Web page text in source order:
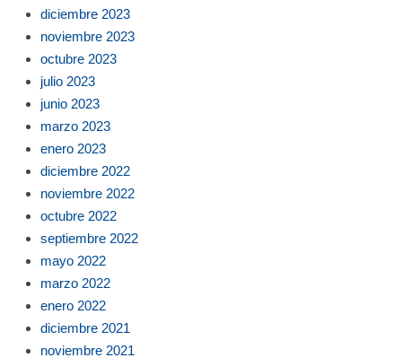
diciembre 2023
noviembre 2023
octubre 2023
julio 2023
junio 2023
marzo 2023
enero 2023
diciembre 2022
noviembre 2022
octubre 2022
septiembre 2022
mayo 2022
marzo 2022
enero 2022
diciembre 2021
noviembre 2021